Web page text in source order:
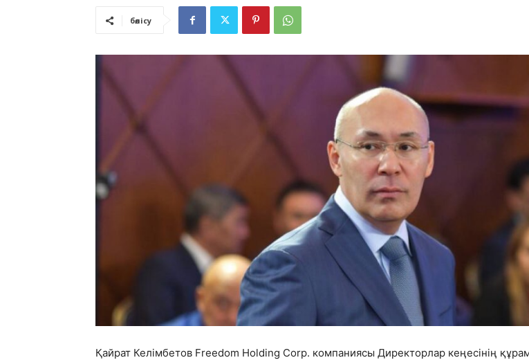
бөлісу
Қайрат Келімбетов Freedom Holding Corp. компаниясы Директорлар кеңесінің